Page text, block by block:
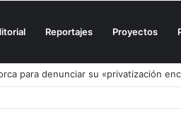
Reportajes Proyectos
para denunciar su «privatización